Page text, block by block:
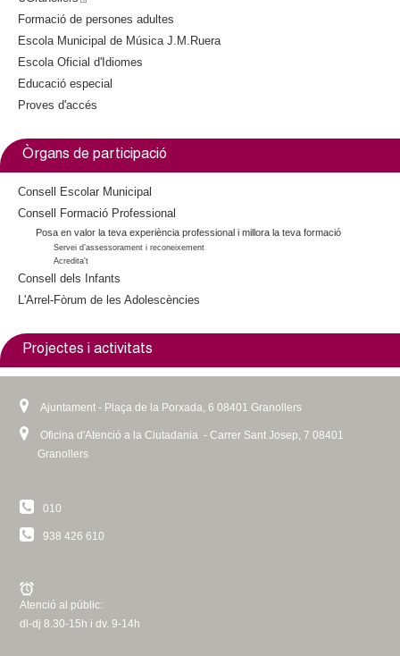
n
t
n
)
l
i
n
k
i
e
x
t
e
r
n
a
l
Formació de persones adultes
Escola Municipal de Música J.M.Ruera
Escola Oficial d'Idiomes
Educació especial
Proves d'accés
Òrgans de participació
Consell Escolar Municipal
Consell Formació Professional
Posa en valor la teva experiència professional i millora la teva formació
Servei d’assessorament i reconeixement
Acredita't
Consell dels Infants
L'Arrel-Fòrum de les Adolescències
Projectes i activitats
Ajuntament - Plaça de la Porxada, 6 08401 Granollers
Oficina d'Atenció a la Ciutadania - Carrer Sant Josep, 7 08401
Granollers
010
938 426 610
Atenció al públic:
dl-dj 8.30-15h i dv. 9-14h